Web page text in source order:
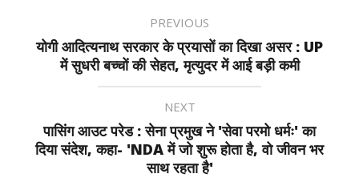
PREVIOUS
योगी आदित्यनाथ सरकार के प्रयासों का दिखा असर : UP
में सुधरी बच्चों की सेहत, मृत्युदर में आई बड़ी कमी
NEXT
पासिंग आउट परेड : सेना प्रमुख ने 'सेवा परमो धर्मः' का
दिया संदेश, कहा- 'NDA में जो शुरू होता है, वो जीवन भर
साथ रहता है'